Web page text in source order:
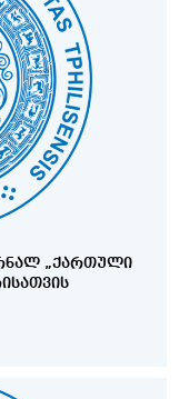
„ᲥᲐᲠᲗᲣᲚᲘ